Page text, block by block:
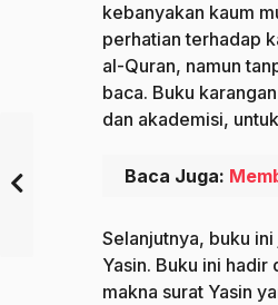
kebanyakan kaum
perhatian terhadap
al-Quran, namun
baca. Buku
dan akademisi,
Baca Juga:
Selanjutnya, buku
Yasin. Buku ini
makna surat Yasin